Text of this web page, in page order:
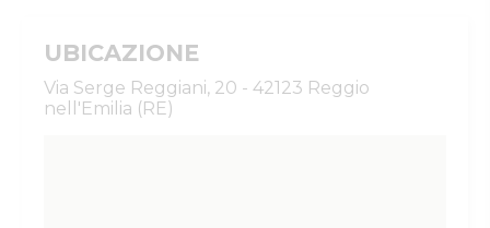
UBICAZIONE
Via Serge Reggiani, 20 - 42123 Reggio
nell'Emilia (RE)